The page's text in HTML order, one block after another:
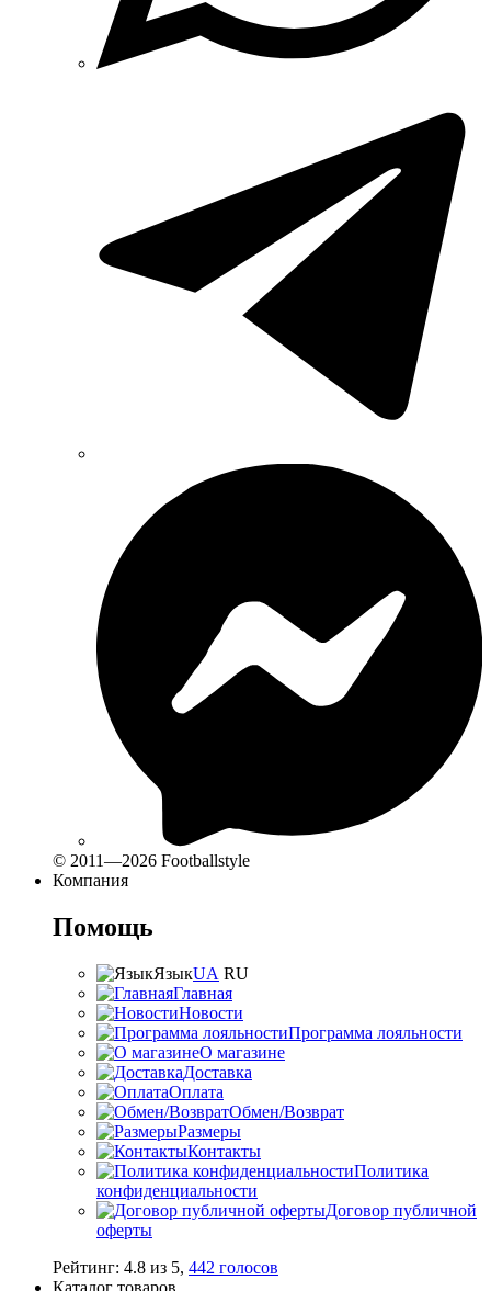
© 2011—2026 Footballstyle
Компания
Помощь
ЯзыкUA RU
Главная
Новости
Программа лояльности
О магазине
Доставка
Оплата
Обмен/Возврат
Размеры
Контакты
Политика
конфиденциальности
Договор публичной
оферты
Рейтинг: 4.8 из 5, 442 голосов